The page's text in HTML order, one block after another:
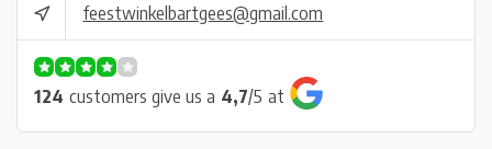
feestwinkelbartgees@gmail.com
124 customers give us a 4,7/5 at